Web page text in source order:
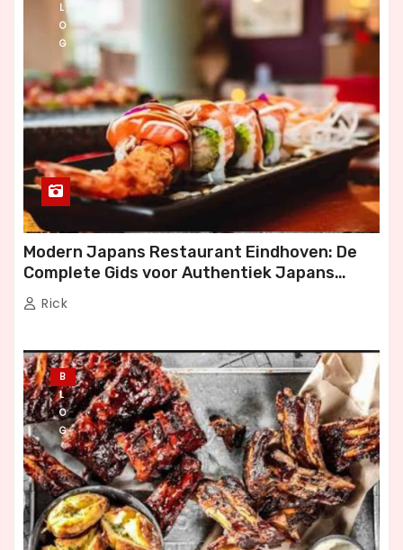
L
O
G
Modern Japans Restaurant Eindhoven: De
Complete Gids voor Authentiek Japans
Dineren
Rick
B
L
O
G